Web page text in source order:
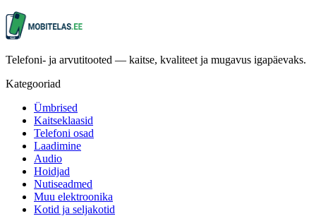
Telefoni- ja arvutitooted — kaitse, kvaliteet ja mugavus igapäevaks.
Kategooriad
Ümbrised
Kaitseklaasid
Telefoni osad
Laadimine
Audio
Hoidjad
Nutiseadmed
Muu elektroonika
Kotid ja seljakotid